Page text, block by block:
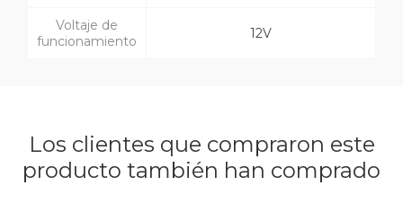
Voltaje de
funcionamiento
12V
Los clientes que compraron este
producto también han comprado